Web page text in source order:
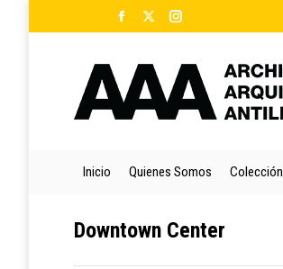
Facebook
opens
in
new
X
opens
in
new
Instagram
opens
in
new
Inicio Quienes Somos Colección
Downtown Center